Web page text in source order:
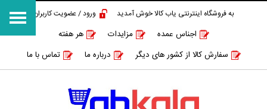
به فروشگاه اینترنتی یاب کالا خوش آمدید ورود / عضویت کاربران
اجناس عمده مزایدات
هر هفته
سفارش کالا از کشور های دیگر
درباره ما تماس با ما